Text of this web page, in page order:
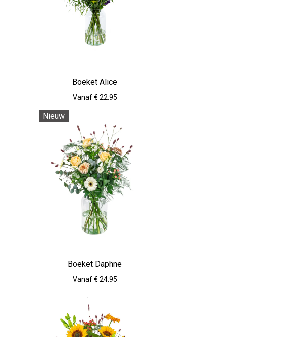
Boeket Alice
Vanaf € 22.95
Nieuw
Boeket Daphne
Vanaf € 24.95